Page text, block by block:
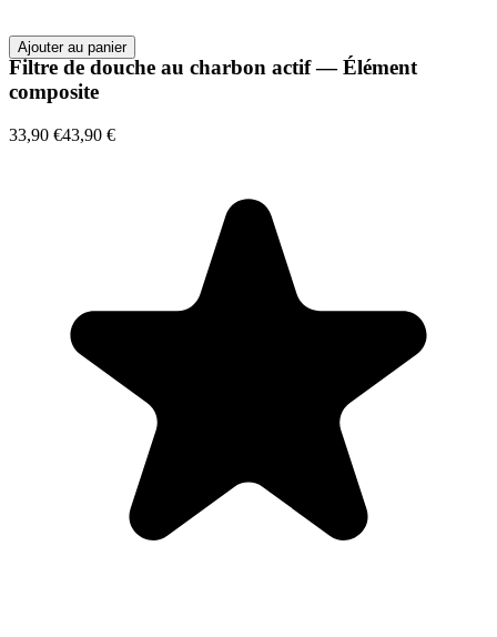
Ajouter au panier
Filtre de douche au charbon actif — Élément
composite
33,90 €43,90 €